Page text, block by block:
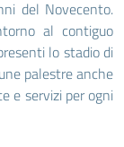
del Novecento.
al contiguo
lo stadio di
palestre anche
e servizi per ogni